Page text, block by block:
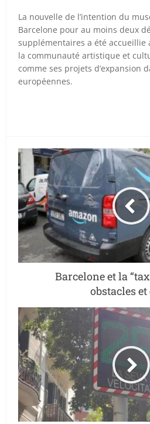
La nouvelle de l’intention du
Barcelone pour au moins deux
supplémentaires a été accueillie
la communauté artistique et
comme ses projets d’expansion
européennes.
Barcelone et la
obstacles et